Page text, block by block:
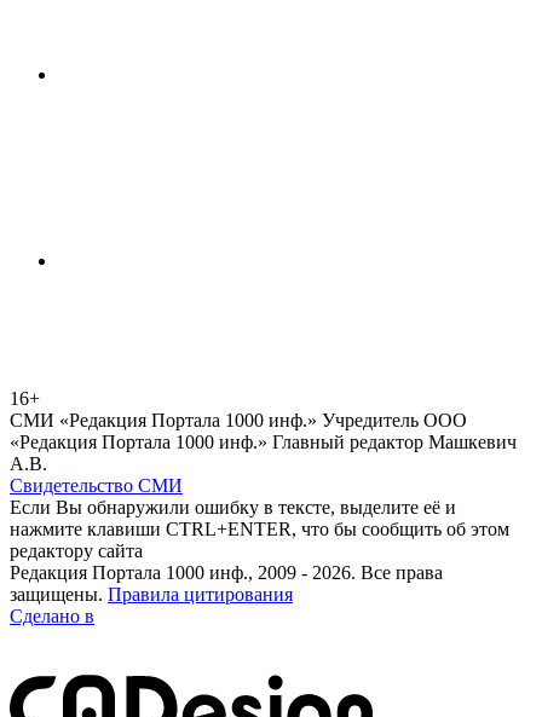
16+
СМИ «Редакция Портала 1000 инф.» Учредитель ООО
«Редакция Портала 1000 инф.» Главный редактор Машкевич
А.В.
Свидетельство СМИ
Если Вы обнаружили ошибку в тексте, выделите её и
нажмите клавиши CTRL+ENTER, что бы сообщить об этом
редактору сайта
Редакция Портала 1000 инф., 2009 - 2026. Все права
защищены. Правила цитирования
Сделано в